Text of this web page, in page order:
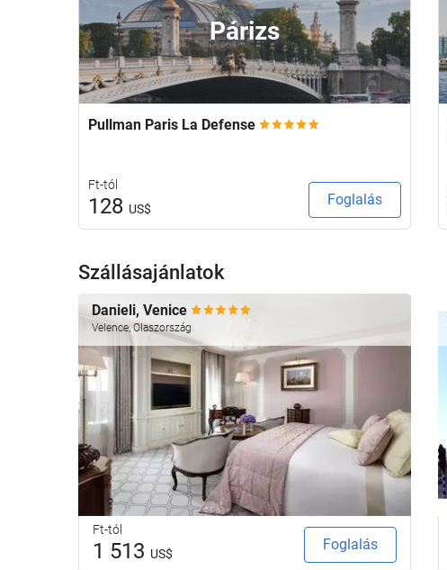
Párizs
Pullman Paris La Defense
Ft-tól
128 US$
Foglalás
Szállásajánlatok
Danieli, Venice
Velence, Olaszország
Ft-tól
1 513 US$
Foglalás